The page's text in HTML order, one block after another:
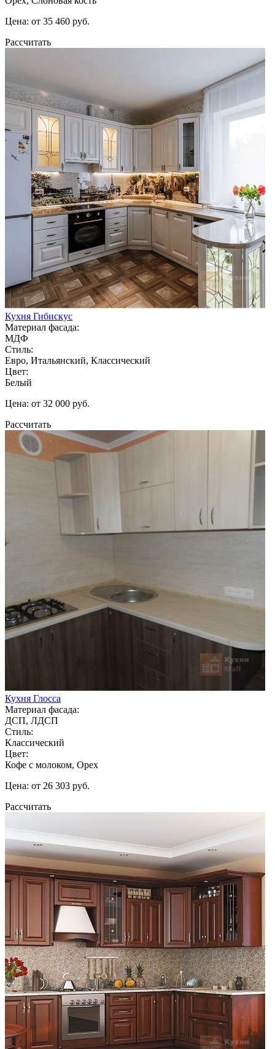
Цена: от 35 460 руб.
Рассчитать
Кухня Гибискус
Материал фасада:
МДФ
Стиль:
Евро, Итальянский, Классический
Цвет:
Белый
Цена: от 32 000 руб.
Рассчитать
Кухня Глосса
Материал фасада:
ДСП, ЛДСП
Стиль:
Классический
Цвет:
Кофе с молоком, Орех
Цена: от 26 303 руб.
Рассчитать